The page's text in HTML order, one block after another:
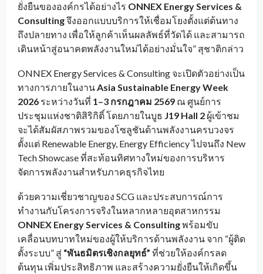
ยั่งยืนขององค์กรได้อย่างไร ONNEX Energy Services &
Consultingจึงออกแบบบริการให้เชื่อมโยงตั้งแต่ต้นทาง
ถึงปลายทาง เพื่อให้ลูกค้าเห็นผลลัพธ์ที่วัดได้ และสามารถ
เดินหน้าสู่อนาคตพลังงานใหม่ได้อย่างมั่นใจ” สุชาติกล่าว
ONNEX Energy Services & Consulting จะเปิดตัวอย่างเป็น
ทางการภายในงานAsia Sustainable Energy Week
2026 ระหว่างวันที่ 1–3 กรกฎาคม 2569 ณ ศูนย์การ
ประชุมแห่งชาติสิริกิติ์ โดยภายในบูธ J19 Hall 2 ผู้เข้าชม
จะได้สัมผัสภาพรวมของโซลูชันด้านพลังงานครบวงจร
ตั้งแต่ Renewable Energy, Energy Efficiency ไปจนถึง New
Tech Showcase ที่สะท้อนทิศทางใหม่ของการบริหาร
จัดการพลังงานสำหรับภาคธุรกิจไทย
ด้วยความเชี่ยวชาญของ SCG และประสบการณ์การ
ทำงานกับโครงการจริงในหลากหลายอุตสาหกรรม
ONNEX Energy Services & Consultingพร้อมขับ
เคลื่อนบทบาทใหม่ของผู้ให้บริการด้านพลังงาน จาก “ผู้ติด
ตั้งระบบ” สู่ “พันธมิตรเชิงกลยุทธ์” ที่ช่วยให้องค์กรลด
ต้นทุน เพิ่มประสิทธิภาพ และสร้างความยั่งยืนให้เกิดขึ้น